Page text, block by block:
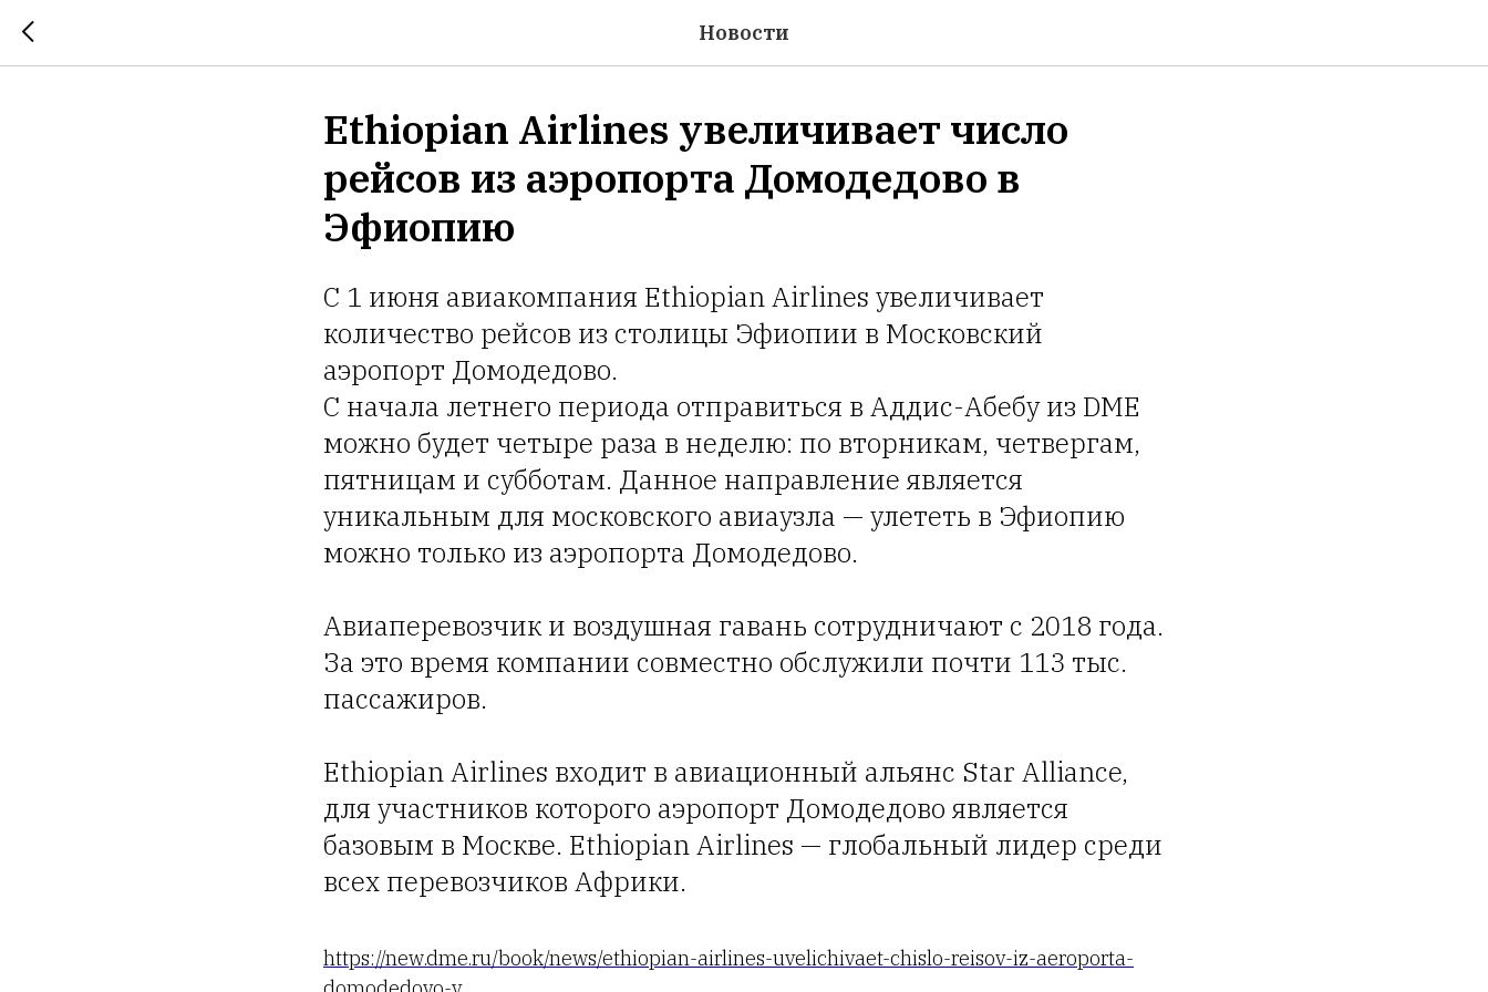
Новости
Ethiopian Airlines увеличивает число
рейсов из аэропорта Домодедово в
Эфиопию
С 1 июня авиакомпания Ethiopian Airlines увеличивает
количество рейсов из столицы Эфиопии в Московский
аэропорт Домодедово.
С начала летнего периода отправиться в Аддис-Абебу из DME
можно будет четыре раза в неделю: по вторникам, четвергам,
пятницам и субботам. Данное направление является
уникальным для московского авиаузла — улететь в Эфиопию
можно только из аэропорта Домодедово.
Авиаперевозчик и воздушная гавань сотрудничают с 2018 года.
За это время компании совместно обслужили почти 113 тыс.
пассажиров.
Ethiopian Airlines входит в авиационный альянс Star Alliance,
для участников которого аэропорт Домодедово является
базовым в Москве. Ethiopian Airlines — глобальный лидер среди
всех перевозчиков Африки.
https://new.dme.ru/book/news/ethiopian-airlines-uvelichivaet-chislo-reisov-iz-aeroporta-